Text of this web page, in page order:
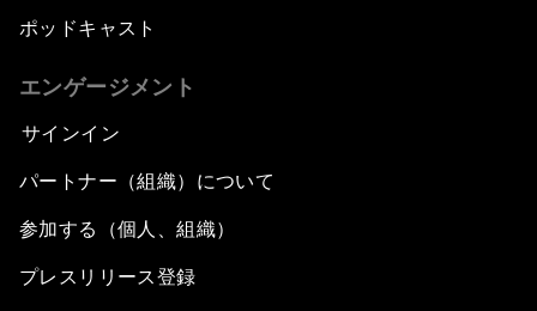
ポッドキャスト
エンゲージメント
サインイン
パートナー（組織）について
参加する（個人、組織）
プレスリリース登録